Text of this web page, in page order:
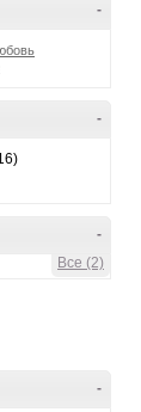
-
-
-
Все (2)
-